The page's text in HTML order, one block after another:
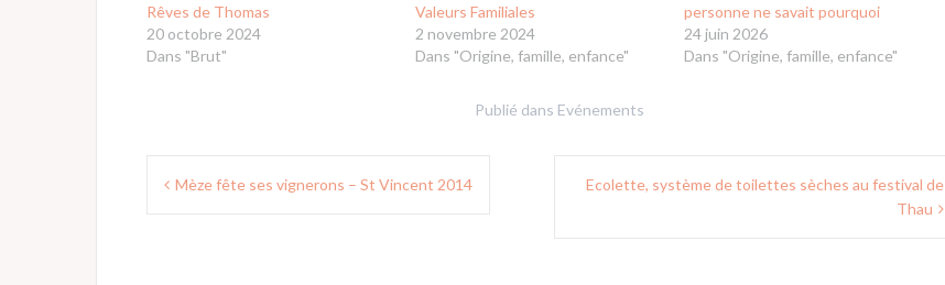
Rêves de Thomas
20 octobre 2024
Dans "Brut"
Valeurs Familiales
2 novembre 2024
Dans "Origine, famille, enfance"
personne ne savait pourquoi
24 juin 2026
Dans "Origine, famille, enfance"
Publié dans Evénements
Navigation
Mèze fête ses vignerons – St Vincent 2014
Ecolette, système de toilettes sèches au festival de
Thau